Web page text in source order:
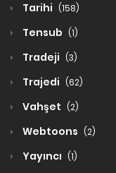
Tarihi (158)
Tensub (1)
Tradeji (3)
Trajedi (62)
Vahşet (2)
Webtoons (2)
Yayıncı (1)